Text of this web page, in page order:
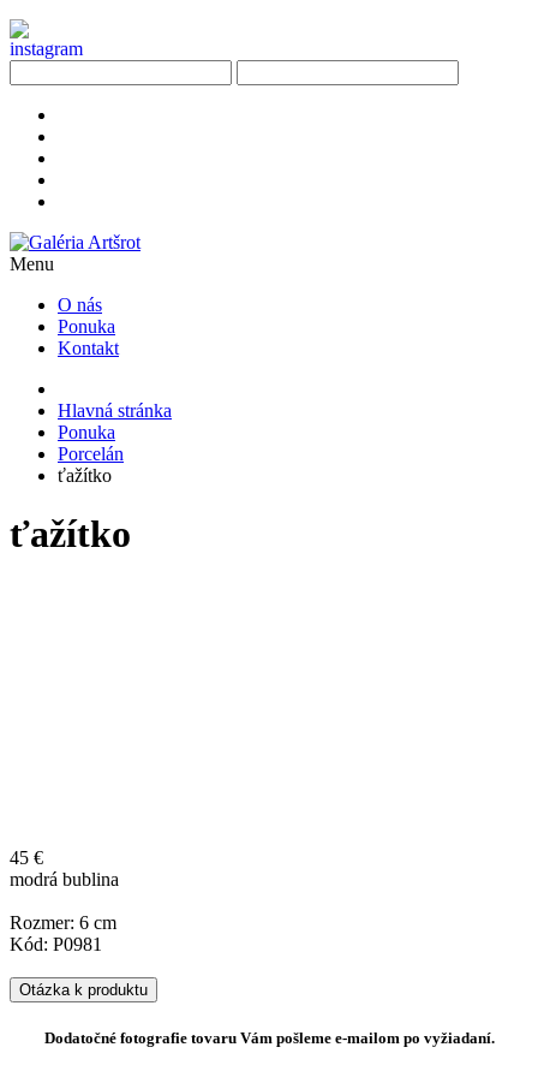
Menu
O nás
Ponuka
Kontakt
Hlavná stránka
Ponuka
Porcelán
ťažítko
ťažítko
45 €
modrá bublina
Rozmer: 6 cm
Kód: P0981
Otázka k produktu
Dodatočné fotografie tovaru Vám pošleme e-mailom po vyžiadaní.